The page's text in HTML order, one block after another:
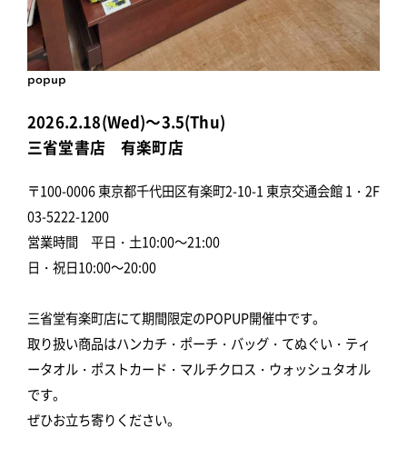
popup
2026.2.18(Wed)～3.5(Thu)
三省堂書店 有楽町店
〒100-0006 東京都千代田区有楽町2-10-1 東京交通会館 1・2F
03-5222-1200
営業時間 平日・土10:00～21:00
日・祝日10:00～20:00
三省堂有楽町店にて期間限定のPOPUP開催中です。
取り扱い商品はハンカチ・ポーチ・バッグ・てぬぐい・ティ
ータオル・ポストカード・マルチクロス・ウォッシュタオル
です。
ぜひお立ち寄りください。